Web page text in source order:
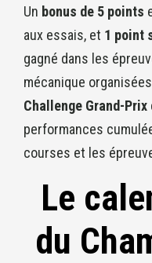
Un bonus de 5 points
aux essais, et 1 point
gagné dans les
mécanique
Challenge Grand-Prix
performances
courses et les
Le
du